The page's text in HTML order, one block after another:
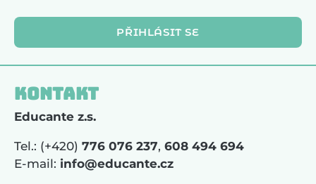
PŘIHLÁSIT SE
Kontakt
Educante z.s.
Tel.: (+420) 776 076 237, 608 494 694
E-mail: info@educante.cz